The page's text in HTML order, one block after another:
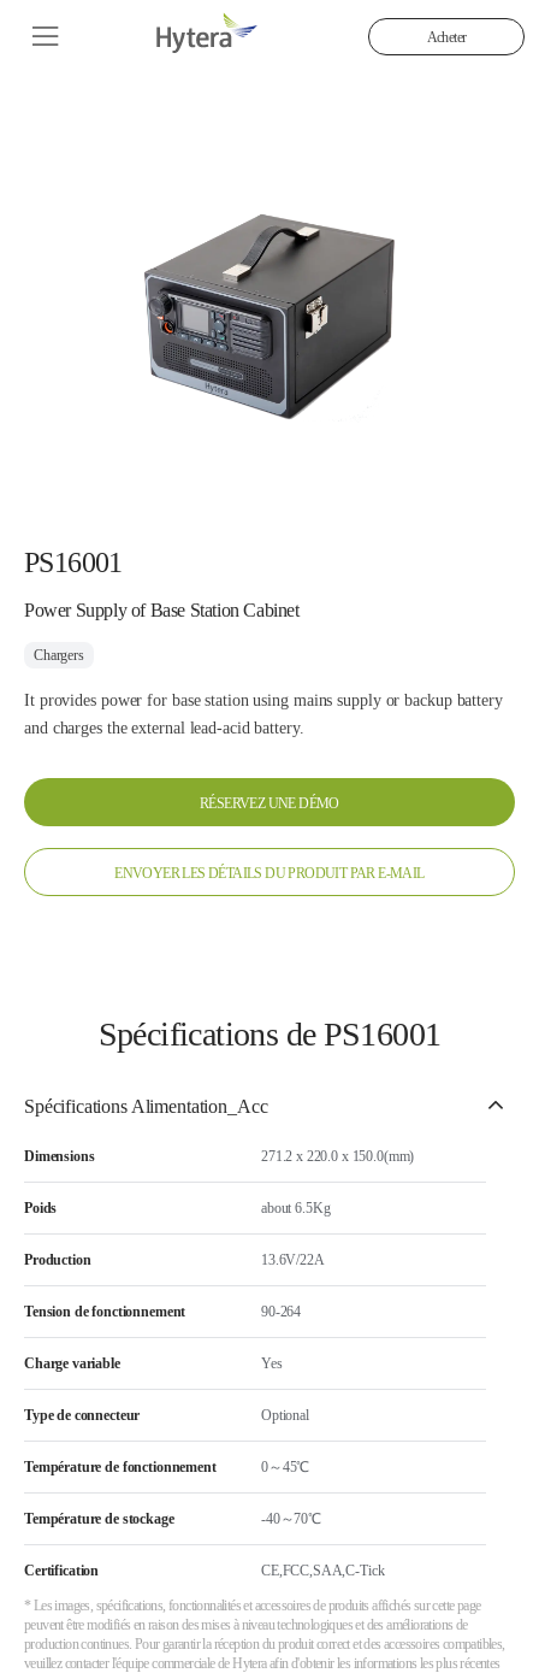
Acheter
PS16001
Power Supply of Base Station Cabinet
Chargers
It provides power for base station using mains supply or backup battery
and charges the external lead-acid battery.
RÉSERVEZ UNE DÉMO
ENVOYER LES DÉTAILS DU PRODUIT PAR E-MAIL
Spécifications de PS16001
Spécifications Alimentation_Acc
Dimensions 271.2 x 220.0 x 150.0(mm)
Poids about 6.5Kg
Production 13.6V/22A
Tension de fonctionnement 90-264
Charge variable Yes
Type de connecteur Optional
Température de fonctionnement 0～45℃
Température de stockage -40～70℃
Certification CE,FCC,SAA,C-Tick
* Les images, spécifications, fonctionnalités et accessoires de produits affichés sur cette page
peuvent être modifiés en raison des mises à niveau technologiques et des améliorations de
production continues. Pour garantir la réception du produit correct et des accessoires compatibles,
veuillez contacter l'équipe commerciale de Hytera afin d'obtenir les informations les plus récentes